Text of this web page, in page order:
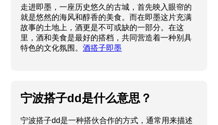
走进即墨，一座历史悠久的古城，首先映入眼帘的
就是悠然的海风和醇香的美食。而在即墨这片充满
故事的土地上，酒更是不可或缺的一部分。在这
里，酒和美食是最好的搭档，共同营造着一种别具
特色的文化氛围。酒搭子即墨
宁波搭子dd是什么意思？
宁波搭子dd是一种搭伙合作的方式，通常用来描述